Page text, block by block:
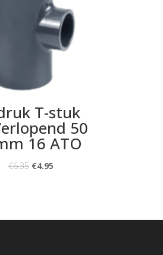
T-stuk
50
16 ATO
€6.35 €4.95